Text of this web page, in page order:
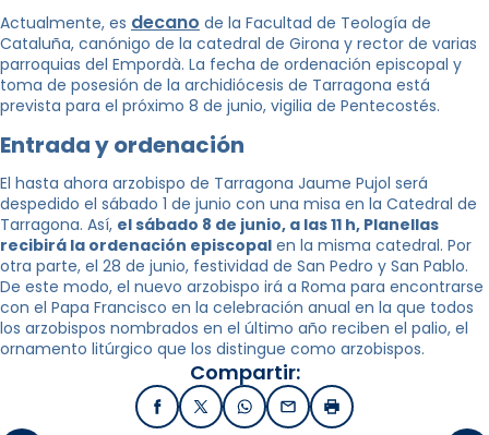
Actualmente, es decano de la Facultad de Teología de
Cataluña, canónigo de la catedral de Girona y rector de varias
parroquias del Empordà. La fecha de ordenación episcopal y
toma de posesión de la archidiócesis de Tarragona está
prevista para el próximo 8 de junio, vigilia de Pentecostés.
Entrada y ordenación
El hasta ahora arzobispo de Tarragona Jaume Pujol será
despedido el sábado 1 de junio con una misa en la Catedral de
Tarragona. Así, el sábado 8 de junio, a las 11 h, Planellas
recibirá la ordenación episcopal en la misma catedral. Por
otra parte, el 28 de junio, festividad de San Pedro y San Pablo.
De este modo, el nuevo arzobispo irá a Roma para encontrarse
con el Papa Francisco en la celebración anual en la que todos
los arzobispos nombrados en el último año reciben el palio, el
ornamento litúrgico que los distingue como arzobispos.
Compartir:
FacebookX / TwitterWhatsApp
EmailImprimir